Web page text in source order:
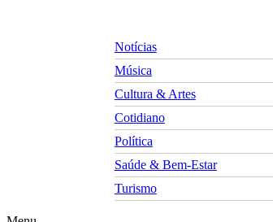
Notícias
Música
Cultura & Artes
Cotidiano
Política
Saúde & Bem-Estar
Turismo